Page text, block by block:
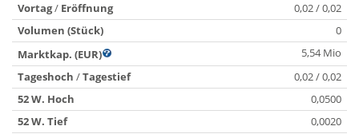
Vortag/ Eröffnung
0,02 / 0,02
Volumen (Stück)
0
Marktkap. (EUR)
5,54 Mio
Tageshoch /Tagestief
0,02 / 0,02
52 W. Hoch
0,0500
52 W. Tief
0,0020